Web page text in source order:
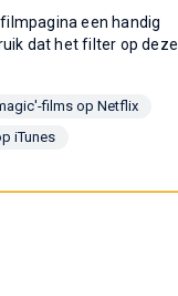
een handig
dat het filter op deze
films op Netflix
iTunes